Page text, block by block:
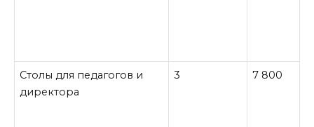
Столы для педагогов и
директора
3 7 800